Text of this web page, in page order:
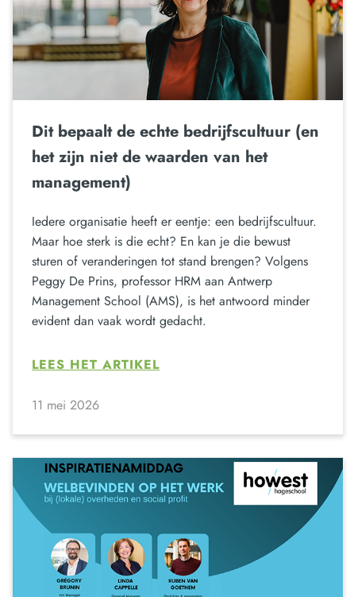
Dit bepaalt de echte bedrijfscultuur (en
het zijn niet de waarden van het
management)
Iedere organisatie heeft er eentje: een bedrijfscultuur.
Maar hoe sterk is die echt? En kan je die bewust
sturen of veranderingen tot stand brengen? Volgens
Peggy De Prins, professor HRM aan Antwerp
Management School (AMS), is het antwoord minder
evident dan vaak wordt gedacht.
LEES HET ARTIKEL
11 mei 2026